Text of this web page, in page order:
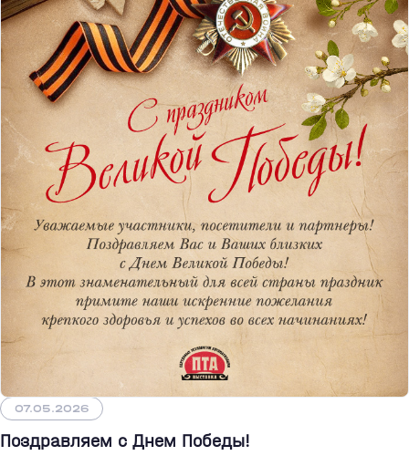
07.05.2026
Поздравляем с Днем Победы!